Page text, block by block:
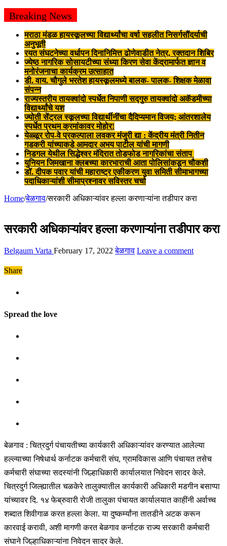
Breaking News
मराठा मंडळ हायस्कूलच्या विद्यार्थ्यांचा वर्षा सहलीत निसर्गसौंदर्याची
अनुभूती
रयत संघटनेच्या वर्धापन दिनानिमित्त ढोणेवाडीत नेत्र, रक्तदान शिबिर
ज्येष्ठ नागरिक सोसायटीच्या संध्या किरण सेवा केंद्रामार्फत ज्ञान व
मनोरंजनाचा कार्यक्रम उत्साहात
डी. वाय. चौगुले भरतेश हायस्कूलमध्ये बालक- पालक- शिक्षक मेळावा
संपन्न
राज्यस्तरीय तायक्वांदो स्पर्धेत निपाणी सद्गुरु तायक्वांदो अकॅडमीच्या
विद्यार्थ्यांचे यश
ज्योती सेंट्रल स्कूलच्या विद्यार्थीनींचा दैदिप्यमान विजय; आंतरशालेय
स्पर्धेत प्रथम क्रमांकावर मोहोर!
येळ्ळूर रोप-वे प्रकल्पाला लवकर मंजुरी द्या : केंद्रीय मंत्री नितीन
गडकरी यांच्याकडे आमदार अभय पाटील यांची मागणी
निडगल येथील सिद्धेश्वर मंदिरात तोडफोड नागरिकांचा संताप
युनियन जिमखाना क्लबच्या कारभाराची आता पोलिसांकडून चौकशी
डॉ. दीपक पवार यांची महाराष्ट्र एकीकरण युवा समिती सीमाभागच्या
पदाधिकाऱ्यांशी सीमाप्रश्नावर सविस्तर चर्चा
Home/बेळगाव/सरकारी अधिकाऱ्यांवर हल्ला करणाऱ्यांना तडीपार करा
सरकारी अधिकाऱ्यांवर हल्ला करणाऱ्यांना तडीपार करा
Belgaum Varta February 17, 2022 बेळगाव Leave a comment
Share
Spread the love
बेळगाव : चित्रदुर्ग पंचायतीच्या कार्यकारी अधिकाऱ्यांवर करण्यात आलेल्या
हल्ल्याच्या निषेधार्थ कर्नाटक कर्मचारी संघ, ग्रामविकास आणि पंचायत तसेच
कर्मचारी संघाच्या सदस्यांनी जिल्हाधिकारी कार्यालयात निवेदन सादर केले.
चित्रदुर्ग जिल्ह्यातील चळकेरे तालुक्यातील कार्यकारी अधिकारी मडगीन बसाप्पा
यांच्यावर दि. १४ फेब्रुवारी रोजी तालुका पंचायत कार्यालयात काहींनी अर्वाच्च
शब्दात शिवीगाळ करत हल्ला केला. या दुष्कर्म्यांना तातडीने अटक करून
कारवाई करावी, अशी मागणी करत बेळगाव कर्नाटक राज्य सरकारी कर्मचारी
संघाने जिल्हाधिकाऱ्यांना निवेदन सादर केले.